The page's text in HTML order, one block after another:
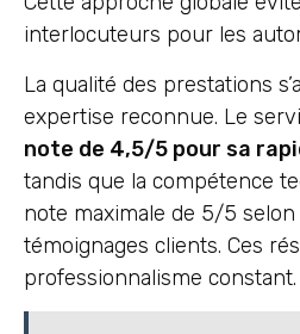
interlocuteurs pour les
La qualité des prestations
expertise reconnue. Le
note de 4,5/5 pour sa
tandis que la compétence
note maximale de 5/5
témoignages clients. Ces
professionnalisme constant.